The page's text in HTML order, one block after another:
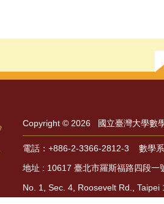
Copyright © 2026 國立臺灣大學數
電話：+886-2-3366-2812-3 數學
地址 : 10617 臺北市羅斯福路四段一
No. 1, Sec. 4, Roosevelt Rd., Taipei